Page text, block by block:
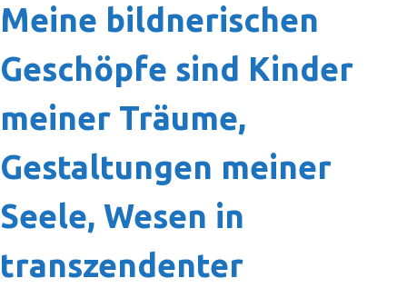
Meine bildnerischen
Geschöpfe sind Kinder
meiner Träume,
Gestaltungen meiner
Seele, Wesen in
transzendenter